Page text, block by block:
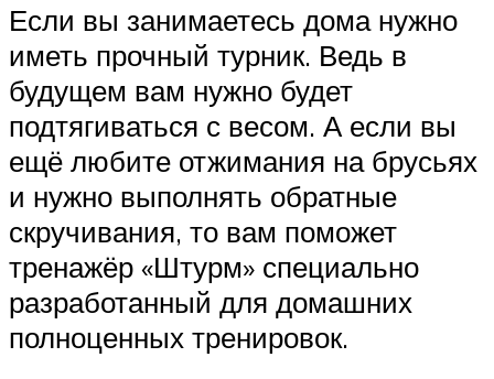
Если вы занимаетесь дома нужно
иметь прочный турник. Ведь в
будущем вам нужно будет
подтягиваться с весом. А если вы
ещё любите отжимания на брусьях
и нужно выполнять обратные
скручивания, то вам поможет
тренажёр «Штурм» специально
разработанный для домашних
полноценных тренировок.